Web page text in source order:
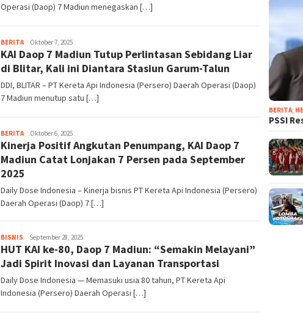
Operasi (Daop) 7 Madiun menegaskan […]
BERITADani
Elang
Sakti
Oktober 7, 2025
KAI Daop 7 Madiun Tutup Perlintasan Sebidang Liar
di Blitar, Kali ini Diantara Stasiun Garum-Talun
DDI, BLITAR – PT Kereta Api Indonesia (Persero) Daerah Operasi (Daop)
7 Madiun menutup satu […]
BERITADani
Elang
Sakti
Oktober 6, 2025
Kinerja Positif Angkutan Penumpang, KAI Daop 7
Madiun Catat Lonjakan 7 Persen pada September
2025
Daily Dose Indonesia – Kinerja bisnis PT Kereta Api Indonesia (Persero)
Daerah Operasi (Daop) 7 […]
BISNIS Dani
Elang
September 28, 2025
HUT KAI ke-80, Daop 7 Madiun: “Semakin Melayani”
Jadi Spirit Inovasi dan Layanan Transportasi
Daily Dose Indonesia — Memasuki usia 80 tahun, PT Kereta Api
Indonesia (Persero) Daerah Operasi […]
BERITA
PSSI